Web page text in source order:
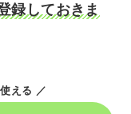
録しておきま
える ／